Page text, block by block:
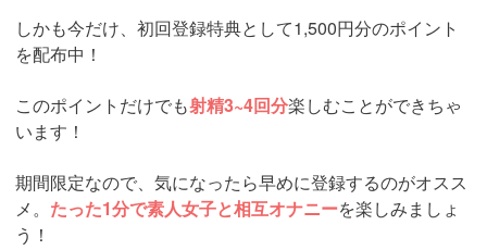
しかも今だけ、初回登録特典として1,500円分のポイント
を配布中！
このポイントだけでも射精3~4回分楽しむことができちゃ
います！
期間限定なので、気になったら早めに登録するのがオスス
メ。 たった1分で素人女子と相互オナニーを楽しみましょ
う！